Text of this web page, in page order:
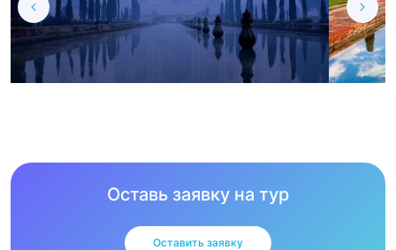
Оставь заявку на тур
Оставить заявку